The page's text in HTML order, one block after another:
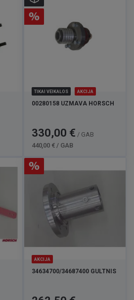
TIKAI VEIKALOS AKCIJA
00280158 UZMAVA HORSCH
Cena
330,00 € / GAB
440,00 € / GAB
AKCIJA
34634700/34687400 GULTNIS
Cena